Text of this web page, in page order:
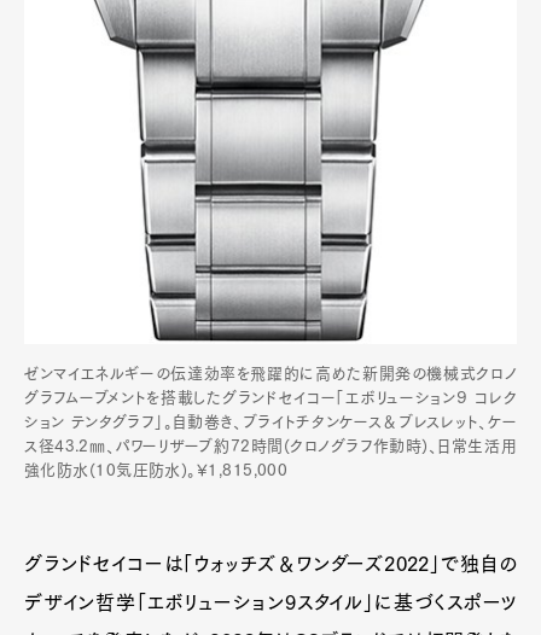
ゼンマイエネルギーの伝達効率を飛躍的に高めた新開発の機械式クロノ
グラフムーブメントを搭載したグランドセイコー「エボリューション９ コレク
ション テンタグラフ」。自動巻き、ブライトチタンケース＆ブレスレット、ケー
ス径43.2㎜、パワーリザーブ約72時間(クロノグラフ作動時)、日常生活用
強化防水(10気圧防水)。¥1,815,000
グランドセイコーは「ウォッチズ＆ワンダーズ2022」で独自の
デザイン哲学「エボリューション9スタイル」に基づくスポーツ